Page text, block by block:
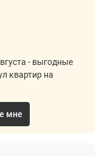
- выгодные
квартир на
мне